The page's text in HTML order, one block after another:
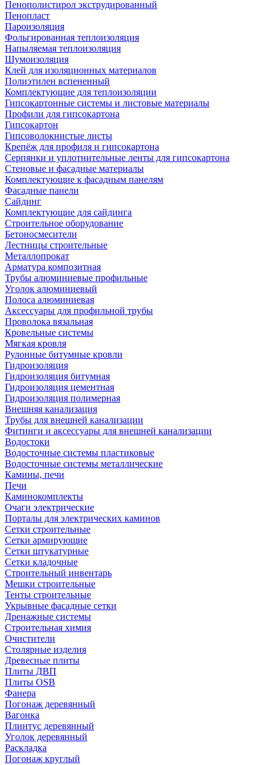
Пенополистирол экструдированный
Пенопласт
Пароизоляция
Фольгированная теплоизоляция
Напыляемая теплоизоляция
Шумоизоляция
Клей для изоляционных материалов
Полиэтилен вспененный
Комплектующие для теплоизоляции
Гипсокартонные системы и листовые материалы
Профили для гипсокартона
Гипсокартон
Гипсоволокнистые листы
Крепёж для профиля и гипсокартона
Серпянки и уплотнительные ленты для гипсокартона
Стеновые и фасадные материалы
Комплектующие к фасадным панелям
Фасадные панели
Сайдинг
Комплектующие для сайдинга
Строительное оборудование
Бетоносмесители
Лестницы строительные
Металлопрокат
Арматура композитная
Трубы алюминиевые профильные
Уголок алюминиевый
Полоса алюминиевая
Аксессуары для профильной трубы
Проволока вязальная
Кровельные системы
Мягкая кровля
Рулонные битумные кровли
Гидроизоляция
Гидроизоляция битумная
Гидроизоляция цементная
Гидроизоляция полимерная
Внешняя канализация
Трубы для внешней канализации
Фитинги и аксессуары для внешней канализации
Водостоки
Водосточные системы пластиковые
Водосточные системы металлические
Камины, печи
Печи
Каминокомплекты
Очаги электрические
Порталы для электрических каминов
Сетки строительные
Сетки армирующие
Сетки штукатурные
Сетки кладочные
Строительный инвентарь
Мешки строительные
Тенты строительные
Укрывные фасадные сетки
Дренажные системы
Строительная химия
Очистители
Столярные изделия
Древесные плиты
Плиты ДВП
Плиты OSB
Фанера
Погонаж деревянный
Вагонка
Плинтус деревянный
Уголок деревянный
Раскладка
Погонаж круглый